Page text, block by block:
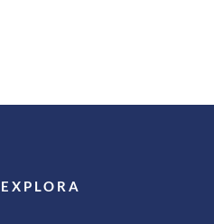
EXPLORA